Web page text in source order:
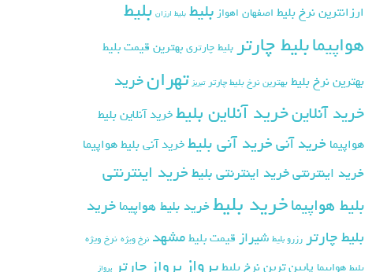
ارزانترین نرخ بلیط اصفهان اهواز بلیط بلیط ارزان بلیط
هواپیمابلیط چارتر بلیط چارتری بهترین قیمت بلیط
بهترین نرخ بلیط بهترین نرخ بلیط چارتر تبریز تهران خرید
خرید آنلاینخرید آنلاین بلیط خرید آنلاین بلیط
هواپیما خرید آنی خرید آنی بلیط خرید آنی بلیط هواپیما
خرید اینترنتی خرید اینترنتی بلیط خرید اینترنتی
بلیط هواپیما خرید بلیط خرید بلیط هواپیما خرید
بلیط چارتر
رزرو بلیط شیراز قیمت بلیط مشهد نرخ ویژه نرخ ویژه
بلیط هواپیما پایین ترین نرخ بلیط پرواز پرواز چارتر پرواز